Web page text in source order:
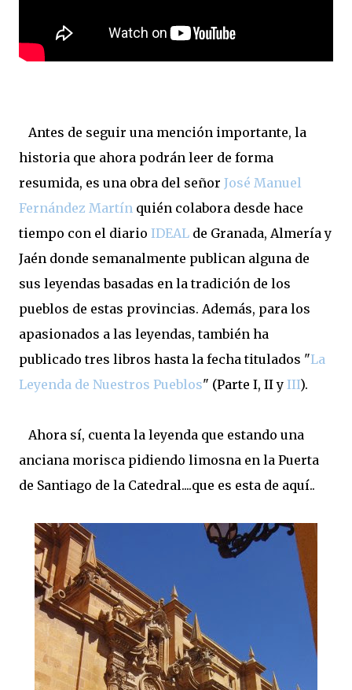
Antes de seguir una mención importante, la
historia que ahora podrán leer de forma
resumida, es una obra del señor José Manuel
Fernández Martín quién colabora desde hace
tiempo con el diario IDEAL de Granada, Almería y
Jaén donde semanalmente publican alguna de
sus leyendas basadas en la tradición de los
pueblos de estas provincias. Además, para los
apasionados a las leyendas, también ha
publicado tres libros hasta la fecha titulados "La
Leyenda de Nuestros Pueblos" (Parte I, II y III).
Ahora sí, cuenta la leyenda que estando una
anciana morisca pidiendo limosna en la Puerta
de Santiago de la Catedral....que es esta de aquí..